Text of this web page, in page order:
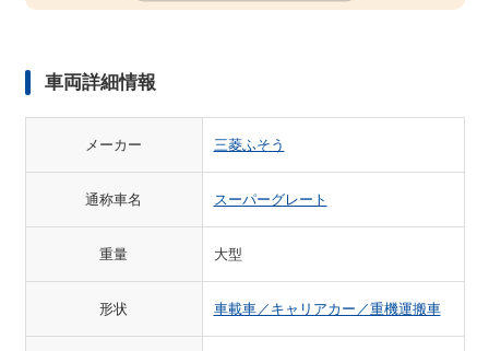
車両詳細情報
メーカー 三菱ふそう
通称車名 スーパーグレート
重量 大型
形状 車載車／キャリアカー／重機運搬車